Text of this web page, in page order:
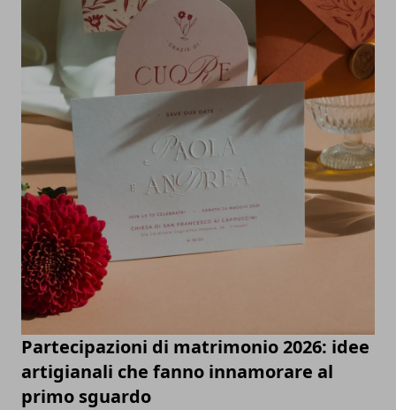
Partecipazioni di matrimonio 2026: idee
artigianali che fanno innamorare al
primo sguardo